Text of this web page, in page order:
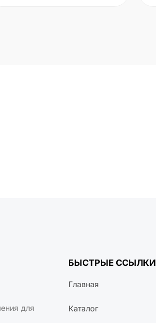
для
БЫСТРЫЕ ССЫЛКИ
Главная
Каталог